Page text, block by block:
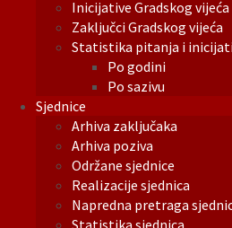
Inicijative Gradskog vijeća
Zaključci Gradskog vijeća
Statistika pitanja i
Po godini
Po sazivu
Sjednice
Arhiva zaključaka
Arhiva poziva
Održane sjednice
Realizacije sjednica
Napredna pretraga